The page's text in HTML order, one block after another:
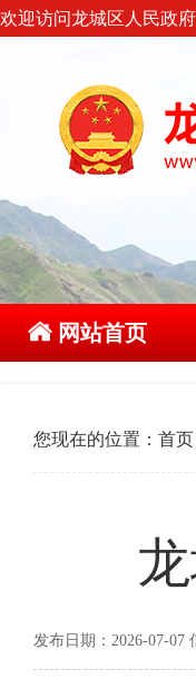
欢迎访问龙城区人民政
网站首页
您现在的位置： 首页
发布日期：2026-07-07